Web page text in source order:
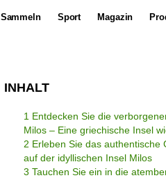
Sammeln Sport Magazin
INHALT
1 Entdecken Sie die
Milos – Eine griechische Insel
2 Erleben Sie das authentische
auf der idyllischen Insel Milos
3 Tauchen Sie ein in die